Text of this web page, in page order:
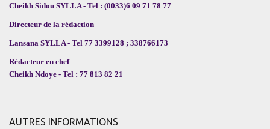
Cheikh Sidou SYLLA - Tel : (0033)6 09 71 78 77
Directeur de la rédaction
Lansana SYLLA - Tel 77 3399128 ; 338766173
Rédacteur en chef
Cheikh Ndoye - Tel : 77 813 82 21
AUTRES INFORMATIONS